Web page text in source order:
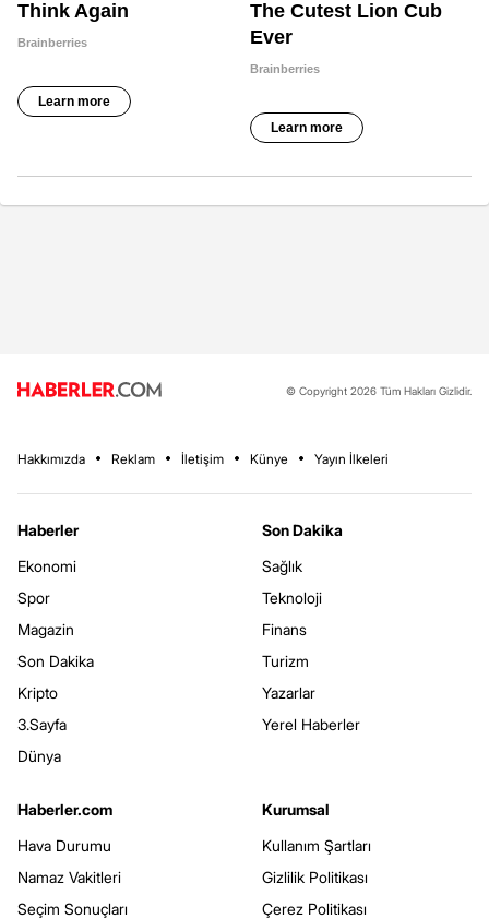
© Copyright 2026 Tüm Hakları Gizlidir.
Hakkımızda Reklam İletişim Künye Yayın İlkeleri
Haberler
Ekonomi
Spor
Magazin
Son Dakika
Kripto
3.Sayfa
Dünya
Son Dakika
Sağlık
Teknoloji
Finans
Turizm
Yazarlar
Yerel Haberler
Haberler.com
Hava Durumu
Namaz Vakitleri
Seçim Sonuçları
Kurumsal
Kullanım Şartları
Gizlilik Politikası
Çerez Politikası